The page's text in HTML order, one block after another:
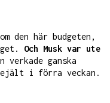
den här budgeten,
Och Musk var ute
verkade ganska
i förra veckan.